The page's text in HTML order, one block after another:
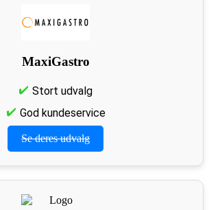
MaxiGastro
Stort udvalg
God kundeservice
Se deres udvalg